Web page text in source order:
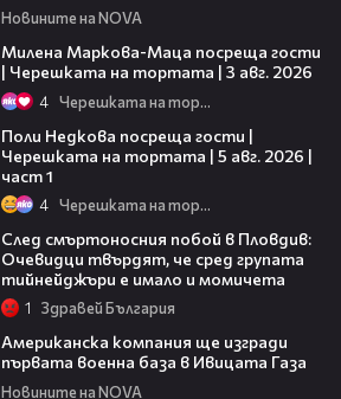
Новините на NOVA
Милена Маркова-Маца посреща гости
| Черешката на тортата | 3 авг. 2026
4 Черешката на тортата
Поли Недкова посреща гости |
Черешката на тортата | 5 авг. 2026 |
част 1
4 Черешката на тортата
След смъртоносния побой в Пловдив:
Очевидци твърдят, че сред групата
тийнейджъри е имало и момичета
1 Здравей България
Американска компания ще изгради
първата военна база в Ивицата Газа
Новините на NOVA